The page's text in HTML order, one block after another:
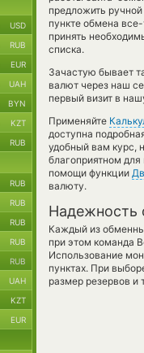
предложить
пункте обмена
принять
списка.
Зачастую бывает
валют через наш
первый визит в
Применяйте
доступна
удобный вам курс,
благоприятном
помощи функции
валюту.
Надежность
Каждый из
при этом команда
Использование
пунктах. При
размер резервов и
USD
RUB
EUR
UAH
BYN
KZT
RUB
RUB
RUB
RUB
RUB
RUB
UAH
KZT
EUR